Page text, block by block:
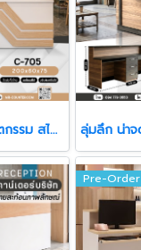
เคาน์เตอร์คลินิกทันตกรรม สไตล์ Modern
Pre-Order